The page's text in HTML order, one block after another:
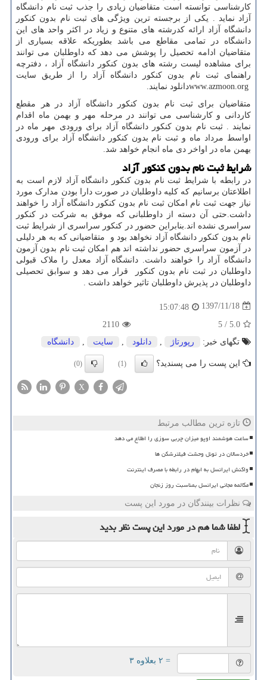
کارشناسی توانسته است متقاضیان زیادی را جذب ثبت نام دانشگاه
آزاد نماید . یکی از برجسته ترین ویژگی های ثبت نام بدون کنکور
دانشگاه آزاد ارائه کدرشته های متنوع و زیاد در اکثر واحد های این
دانشگاه در تمامی مقاطع می باشد بطوریکه علاقه بسیاری از
متقاضیان ادامه تحصیل را پوشش می دهد که داوطلبان می توانند
برای مشاهده لیست رشته های بدون کنکور دانشگاه آزاد ، دفترچه
راهنمای ثبت نام بدون کنکور دانشگاه آزاد را از طریق سایت
www.azmoon.orgدانلود نمایند.
متقاضیان برای ثبت نام بدون کنکور دانشگاه آزاد در هر مقطع
کاردانی و کارشناسی می توانند در مرحله مهر و بهمن ماه اقدام
نمایند . ثبت نام بدون کنکور دانشگاه آزاد برای ورودی مهر ماه در
اواسط مرداد ماه و ثبت نام بدون کنکور دانشگاه آزاد برای ورودی
بهمن ماه در اواخر دی ماه انجام خواهد شد.
شرایط ثبت نام بدون کنکور آزاد
در رابطه با شرایط ثبت نام بدون کنکور دانشگاه آزاد لازم است به
اطلاعتان برسانیم که کلیه داوطلبان در صورت دارا بودن مدارک مورد
نیاز جهت ثبت نام امکان ثبت نام بدون کنکور دانشگاه آزاد را خواهند
داشت.حتی آن دسته از داوطلبانی که موفق به شرکت در کنکور
سراسری نشده اند.بنابراین حضور در کنکور سراسری از شرایط ثبت
نام بدون کنکور دانشگاه آزاد نخواهد بود و متقاضیانی که به هر دلیلی
در آزمون سراسری حضور نداشته اند هم امکان ثبت نام بدون آزمون
دانشگاه آزاد را خواهند داشت. دانشگاه آزاد معدل را ملاک قبولی
داوطلبان در ثبت نام بدون کنکور قرار می دهد و سوابق تحصیلی
داوطلبان در پذیرش داوطلبان تاثیر خواهد داشت .
1397/11/18
15:07:48
5.0
/
5
2110
تگهای خبر:
رپورتاژ دانلود سایت دانشگاه
این پست را می پسندید؟ (1)
(0)
X
تازه ترین مطالب مرتبط
ساعت هوشمند اوپو میزان چربی سوزی را اطلاع می دهد
خردسالان در تونل وحشت فیلترشکن ها
واکنش ایرانسل به ابهام در رابطه با مصرف اینترنت
مکالمه مجانی ایرانسل بمناسبت روز زنجان
نظرات بینندگان در مورد این پست
لطفا شما همدر مورد این پستنظر بدید
= ۲ بعلاوه ۳